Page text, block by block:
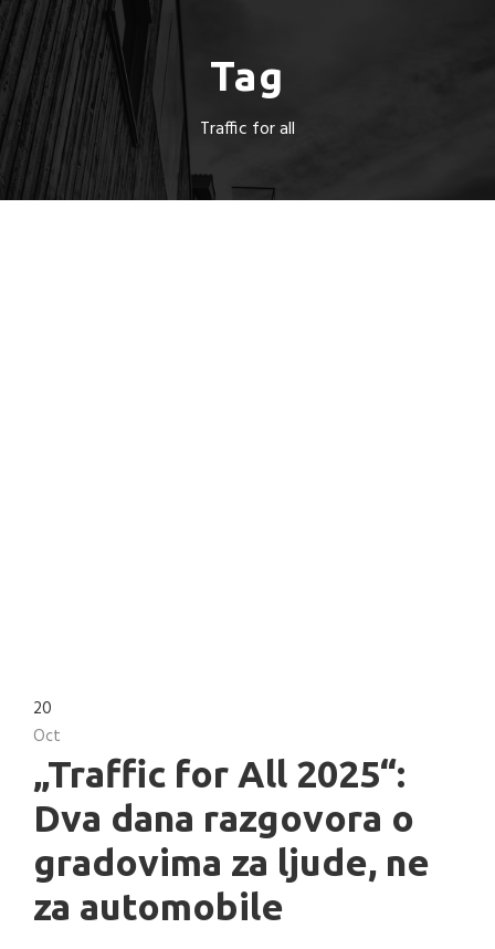
Tag
Traffic for all
20
Oct
„Traffic for All 2025“:
Dva dana razgovora o
gradovima za ljude, ne
za automobile